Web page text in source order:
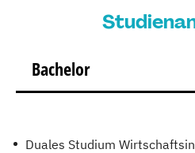
Bachelor
Duales Studium